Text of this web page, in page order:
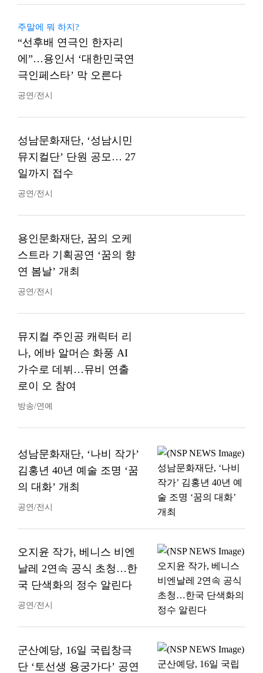
주말에 뭐 하지?
“선후배 연극인 한자리
에”…용인서 ‘대한민국연
극인페스타’ 막 오른다
공연/전시
성남문화재단, ‘성남시민
뮤지컬단’ 단원 공모… 27
일까지 접수
공연/전시
용인문화재단, 꿈의 오케
스트라 기획공연 ‘꿈의 향
연 봄날’ 개최
공연/전시
뮤지컬 주인공 캐릭터 리
나, 에바 알머슨 화풍 AI
가수로 데뷔…뮤비 연출
로이 오 참여
방송/연예
성남문화재단, ‘나비 작가’
김홍년 40년 예술 조명 ‘꿈
의 대화’ 개최
공연/전시
오지윤 작가, 베니스 비엔
날레 2연속 공식 초청…한
국 단색화의 정수 알린다
공연/전시
군산예당, 16일 국립창극
단 ‘토선생 용궁가다’ 공연